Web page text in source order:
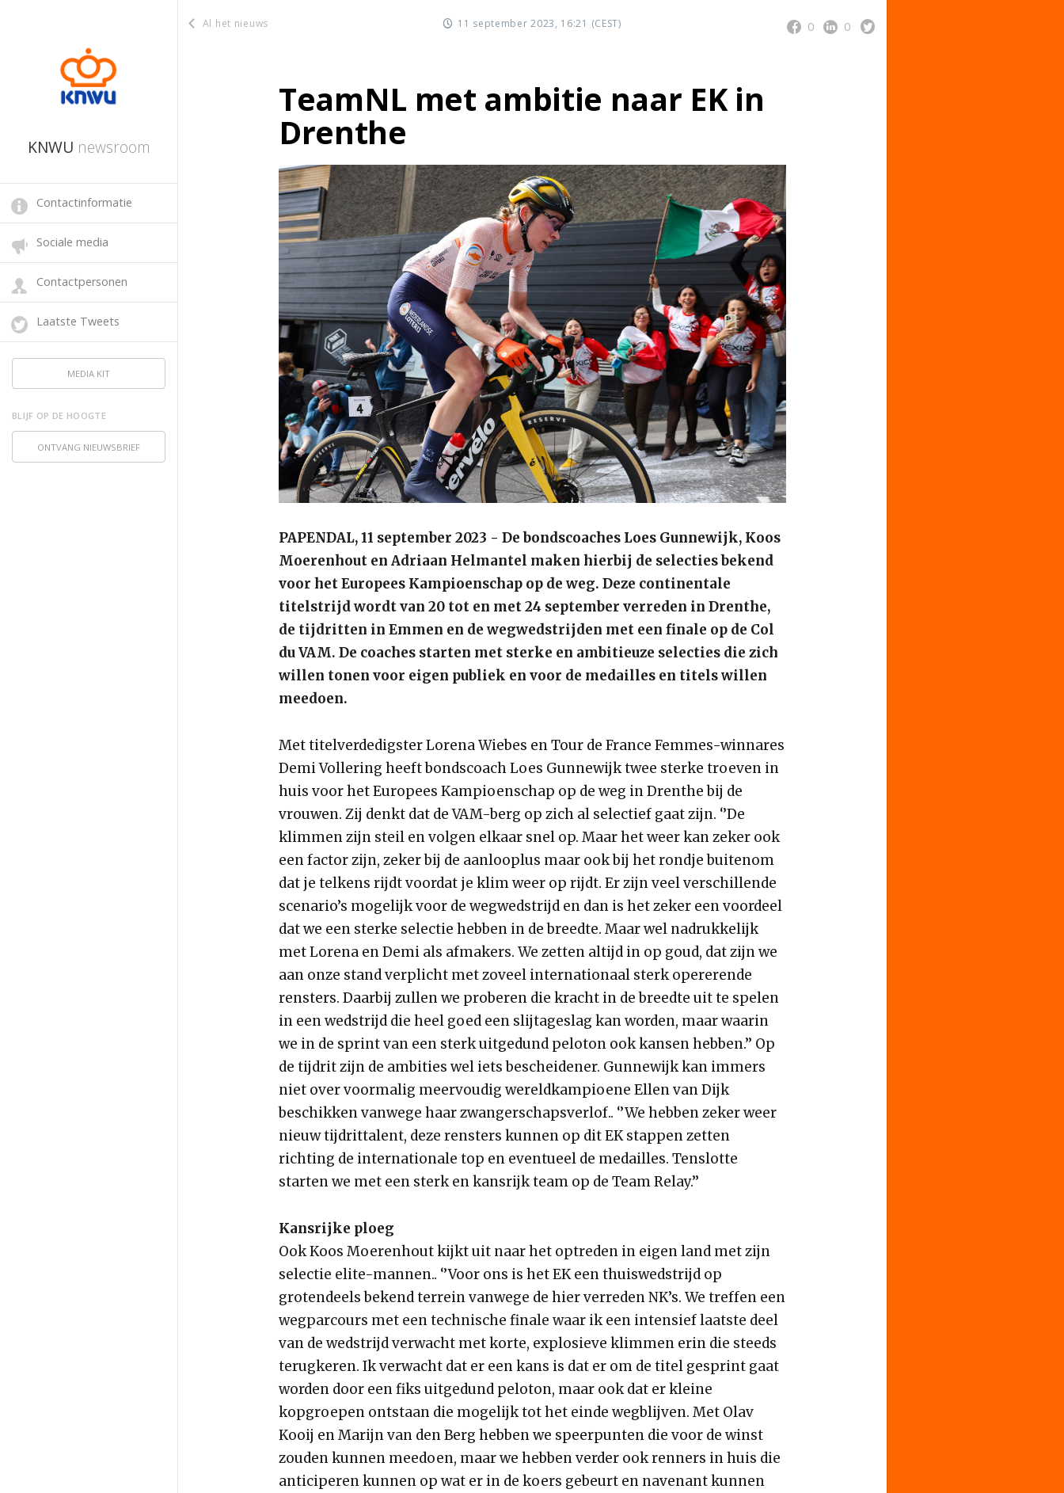
Al het nieuws 11 september 2023, 16:21 (CEST) 0
0
TeamNL met ambitie naar EK in
Drenthe
PAPENDAL, 11 september 2023 - De bondscoaches Loes Gunnewijk, Koos
Moerenhout en Adriaan Helmantel maken hierbij de selecties bekend
voor het Europees Kampioenschap op de weg. Deze continentale
titelstrijd wordt van 20 tot en met 24 september verreden in Drenthe,
de tijdritten in Emmen en de wegwedstrijden met een finale op de Col
du VAM. De coaches starten met sterke en ambitieuze selecties die zich
willen tonen voor eigen publiek en voor de medailles en titels willen
meedoen.
Met titelverdedigster Lorena Wiebes en Tour de France Femmes-winnares
Demi Vollering heeft bondscoach Loes Gunnewijk twee sterke troeven in
huis voor het Europees Kampioenschap op de weg in Drenthe bij de
vrouwen. Zij denkt dat de VAM-berg op zich al selectief gaat zijn. ‘’De
klimmen zijn steil en volgen elkaar snel op. Maar het weer kan zeker ook
een factor zijn, zeker bij de aanlooplus maar ook bij het rondje buitenom
dat je telkens rijdt voordat je klim weer op rijdt. Er zijn veel verschillende
scenario’s mogelijk voor de wegwedstrijd en dan is het zeker een voordeel
dat we een sterke selectie hebben in de breedte. Maar wel nadrukkelijk
met Lorena en Demi als afmakers. We zetten altijd in op goud, dat zijn we
aan onze stand verplicht met zoveel internationaal sterk opererende
rensters. Daarbij zullen we proberen die kracht in de breedte uit te spelen
in een wedstrijd die heel goed een slijtageslag kan worden, maar waarin
we in de sprint van een sterk uitgedund peloton ook kansen hebben.’’ Op
de tijdrit zijn de ambities wel iets bescheidener. Gunnewijk kan immers
niet over voormalig meervoudig wereldkampioene Ellen van Dijk
beschikken vanwege haar zwangerschapsverlof.. ‘’We hebben zeker weer
nieuw tijdrittalent, deze rensters kunnen op dit EK stappen zetten
richting de internationale top en eventueel de medailles. Tenslotte
starten we met een sterk en kansrijk team op de Team Relay.’’
Kansrijke ploeg
Ook Koos Moerenhout kijkt uit naar het optreden in eigen land met zijn
selectie elite-mannen.. ‘’Voor ons is het EK een thuiswedstrijd op
grotendeels bekend terrein vanwege de hier verreden NK’s. We treffen een
wegparcours met een technische finale waar ik een intensief laatste deel
van de wedstrijd verwacht met korte, explosieve klimmen erin die steeds
terugkeren. Ik verwacht dat er een kans is dat er om de titel gesprint gaat
worden door een fiks uitgedund peloton, maar ook dat er kleine
kopgroepen ontstaan die mogelijk tot het einde wegblijven. Met Olav
Kooij en Marijn van den Berg hebben we speerpunten die voor de winst
zouden kunnen meedoen, maar we hebben verder ook renners in huis die
anticiperen kunnen op wat er in de koers gebeurt en navenant kunnen
KNWU newsroom
Contactinformatie
Sociale media
Contactpersonen
Laatste Tweets
MEDIA KIT
BLIJF OP DE HOOGTE
ONTVANG NIEUWSBRIEF